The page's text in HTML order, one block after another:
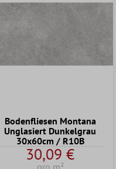
Bodenfliesen Montana
Unglasiert Dunkelgrau
30x60cm / R10B
30,09 €
pro m²